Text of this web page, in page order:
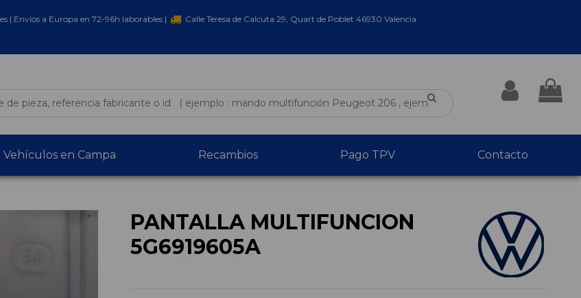
| Envíos a Europa en 72-96h laborables |
Calle Teresa de Calcuta 29, Quart de Poblet 46930 Valencia
Vehículos en Campa Recambios Pago TPV Contacto
PANTALLA MULTIFUNCION
5G6919605A